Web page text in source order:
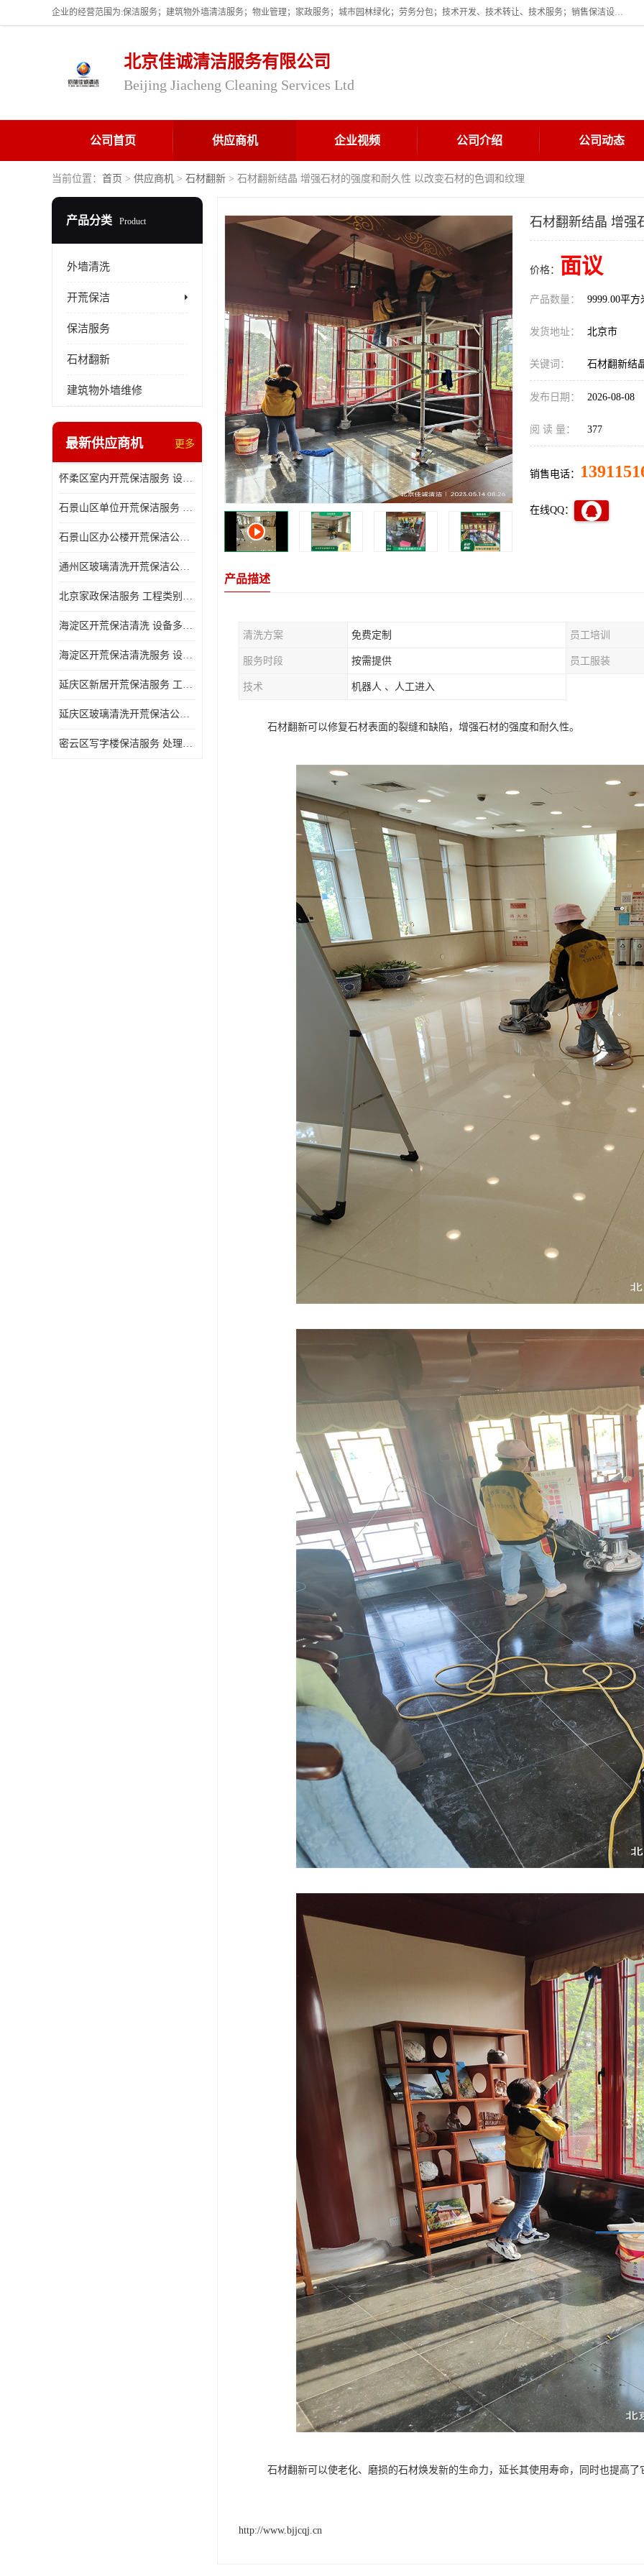
企业的经营范围为:保洁服务；建筑物外墙清洁服务；物业管理；家政服务；城市园林绿化；劳务分包；技术开发、技术转让、技术服务；销售保洁设备、卫生用品、化工产品（不含危险化学品及一类易制毒化学品）、日用品、办公设备、建筑材料、装饰材料；图文设计；清洁服务（不含餐具消毒）；中央空调维修；工程设计；施工总承包；专业承包。
北京佳诚清洁服务有限公司
Beijing Jiacheng Cleaning Services Ltd
公司首页 供应商机 企业视频 公司介绍 公司动态
当前位置： 首页 > 供应商机 > 石材翻新 > 石材翻新结晶 增强石材的强度和耐久性 以改变石材的色调和纹理
产品分类 Product
外墙清洗
开荒保洁
保洁服务
石材翻新
建筑物外墙维修
最新供应商机 更多
怀柔区室内开荒保洁服务 设备多样 减轻日后打理工作
石景山区单位开荒保洁服务 省心省力 便于人员尽快入住
石景山区办公楼开荒保洁公司 设备多样 清洁知识全面
通州区玻璃清洗开荒保洁公司电话 省心省力 有效消除隐患
北京家政保洁服务 工程类别多 有效消除隐患
海淀区开荒保洁清洗 设备多样 避免会留下卫生死角
海淀区开荒保洁清洗服务 设备多样 清洁知识全面
延庆区新居开荒保洁服务 工程类别多 避免会留下卫生死角
延庆区玻璃清洗开荒保洁公司电话 处理细致 清洁知识全面
密云区写字楼保洁服务 处理细致 避免会留下卫生死角
石材翻新结晶 增强
价格： 面议
产品数量： 9999.00平方
发货地址： 北京市
关键词： 石材翻新结
发布日期： 2026-08-08
阅 读 量： 377
销售电话：
在线QQ：
产品描述
清洗方案 免费定制 员工培训
服务时段 按需提供 员工服装
技术 机器人 、人工进入
石材翻新可以修复石材表面的裂缝和缺陷，增强石材的强度和耐久性。
石材翻新可以使老化、磨损的石材焕发新的生命力，延长其使用寿命，同时也提高了
http://www.bjjcqj.cn